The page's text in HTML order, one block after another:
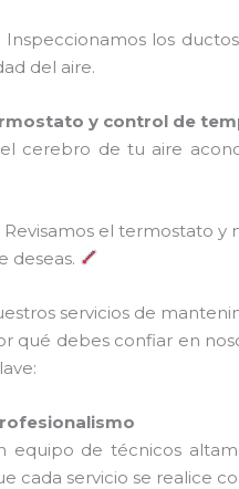
: Inspeccionamos los
del aire.
y control de
cerebro de tu aire
Revisamos el termostato
deseas.
servicios de
qué debes confiar en
equipo de técnicos
cada servicio se realice